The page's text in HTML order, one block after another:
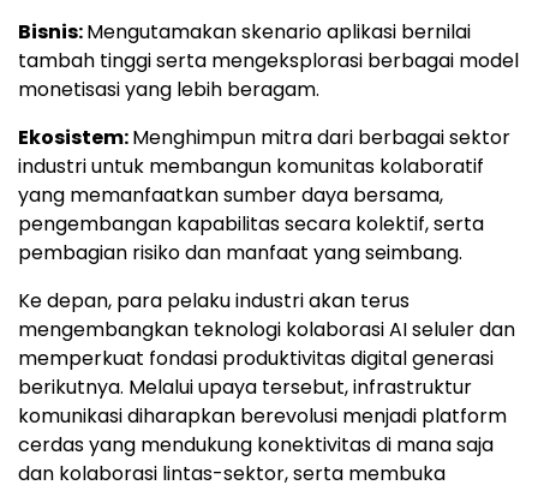
Bisnis:Mengutamakan skenario aplikasi bernilai
tambah tinggi serta mengeksplorasi berbagai model
monetisasi yang lebih beragam.
Ekosistem:Menghimpun mitra dari berbagai sektor
industri untuk membangun komunitas kolaboratif
yang memanfaatkan sumber daya bersama,
pengembangan kapabilitas secara kolektif, serta
pembagian risiko dan manfaat yang seimbang.
Ke depan, para pelaku industri akan terus
mengembangkan teknologi kolaborasi AI seluler dan
memperkuat fondasi produktivitas digital generasi
berikutnya. Melalui upaya tersebut, infrastruktur
komunikasi diharapkan berevolusi menjadi platform
cerdas yang mendukung konektivitas di mana saja
dan kolaborasi lintas-sektor, serta membuka